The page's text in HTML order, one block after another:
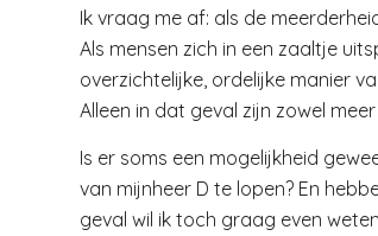
Ik vraag me af: als de
Als mensen zich in een zaaltje
overzichtelijke, ordelijke manier
Alleen in dat geval zijn zowel
Is er soms een mogelijkheid
van mijnheer D te lopen? En
geval wil ik toch graag even